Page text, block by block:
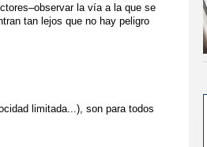
la vía a la que se
tan lejos que no hay peligro
limitada...), son para todos